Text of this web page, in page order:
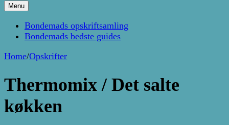
Bondemad
Kage- og madblog af Pernille Janbæk
Menu
Bondemads opskriftsamling
Bondemads bedste guides
Home/Opskrifter
Thermomix / Det salte
køkken